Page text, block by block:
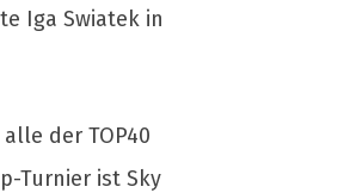
Iga Swiatek in
der TOP40
Turnier ist Sky